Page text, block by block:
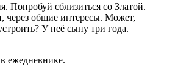
Попробуй сблизиться со Златой.
через общие интересы. Может,
У неё сыну три года.
ежедневнике.